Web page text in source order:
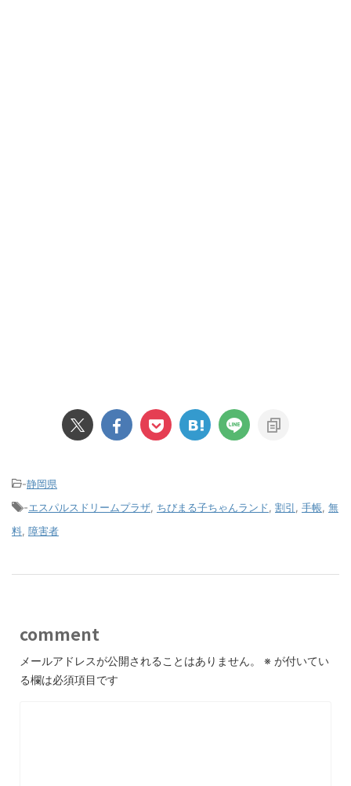
-静岡県
-エスパルスドリームプラザ ちびまる子ちゃんランド 割引 手帳 無
料 障害者
comment
メールアドレスが公開されることはありません。 ※ が付いてい
る欄は必須項目です